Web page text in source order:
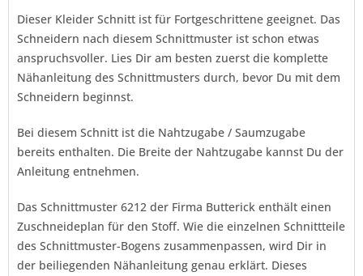
Dieser Kleider Schnitt ist für Fortgeschrittene geeignet. Das
Schneidern nach diesem Schnittmuster ist schon etwas
anspruchsvoller. Lies Dir am besten zuerst die komplette
Nähanleitung des Schnittmusters durch, bevor Du mit dem
Schneidern beginnst.
Bei diesem Schnitt ist die Nahtzugabe / Saumzugabe
bereits enthalten. Die Breite der Nahtzugabe kannst Du der
Anleitung entnehmen.
Das Schnittmuster 6212 der Firma Butterick enthält einen
Zuschneideplan für den Stoff. Wie die einzelnen Schnittteile
des Schnittmuster-Bogens zusammenpassen, wird Dir in
der beiliegenden Nähanleitung genau erklärt. Dieses